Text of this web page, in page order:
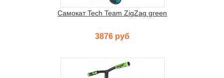
Самокат Tech Team ZigZag green
3876 руб